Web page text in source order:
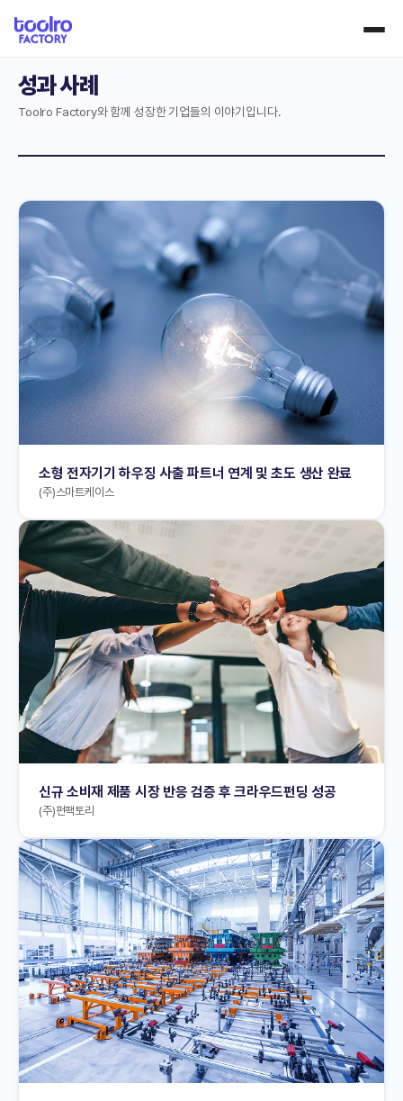
성과 사례
Toolro Factory와 함께 성장한 기업들의 이야기입니다.
소형 전자기기 하우징 사출 파트너 연계 및 초도 생산 완료
(주)스마트케이스
신규 소비재 제품 시장 반응 검증 후 크라우드펀딩 성공
(주)펀팩토리